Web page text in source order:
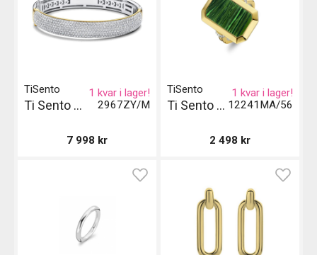
2967ZY/M
TiSento
Ti Sento Milano Armband
1 kvar i lager!
7 998 kr
12241MA/56
TiSento
Ti Sento Milano Ring - Guld
1 kvar i lager!
2 498 kr